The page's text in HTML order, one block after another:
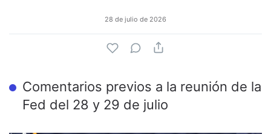
28 de julio de 2026
Comentarios previos a la reunión de la
Fed del 28 y 29 de julio